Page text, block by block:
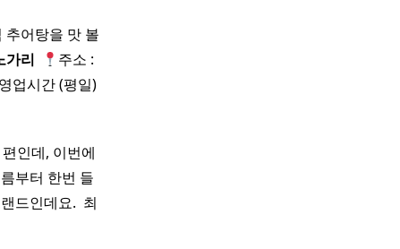
추어탕을 맛 볼
가리
주소 :
영업시간 (평일)
인데, 이번에
부터 한번 들
드인데요. ​ 최